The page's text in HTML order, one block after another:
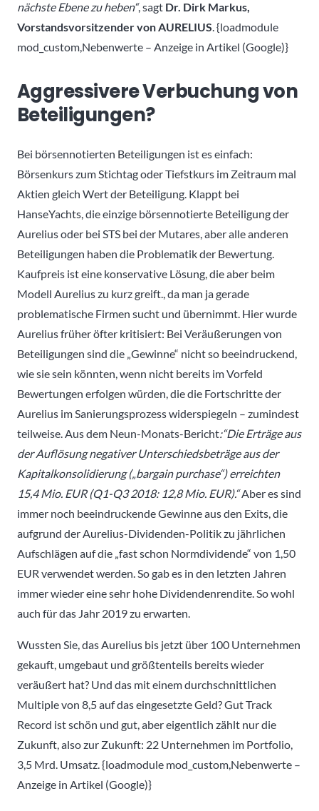
nächste Ebene zu heben“, sagt Dr. Dirk Markus,
Vorstandsvorsitzender von AURELIUS. {loadmodule
mod_custom,Nebenwerte – Anzeige in Artikel (Google)}
Aggressivere Verbuchung von
Beteiligungen?
Bei börsennotierten Beteiligungen ist es einfach:
Börsenkurs zum Stichtag oder Tiefstkurs im Zeitraum mal
Aktien gleich Wert der Beteiligung. Klappt bei
HanseYachts, die einzige börsennotierte Beteiligung der
Aurelius oder bei STS bei der Mutares, aber alle anderen
Beteiligungen haben die Problematik der Bewertung.
Kaufpreis ist eine konservative Lösung, die aber beim
Modell Aurelius zu kurz greift., da man ja gerade
problematische Firmen sucht und übernimmt. Hier wurde
Aurelius früher öfter kritisiert: Bei Veräußerungen von
Beteiligungen sind die „Gewinne“ nicht so beeindruckend,
wie sie sein könnten, wenn nicht bereits im Vorfeld
Bewertungen erfolgen würden, die die Fortschritte der
Aurelius im Sanierungsprozess widerspiegeln – zumindest
teilweise. Aus dem Neun-Monats-Bericht:“Die Erträge aus
der Auflösung negativer Unterschiedsbeträge aus der
Kapitalkonsolidierung („bargain purchase“) erreichten
15,4 Mio. EUR (Q1-Q3 2018: 12,8 Mio. EUR).“Aber es sind
immer noch beeindruckende Gewinne aus den Exits, die
aufgrund der Aurelius-Dividenden-Politik zu jährlichen
Aufschlägen auf die „fast schon Normdividende“ von 1,50
EUR verwendet werden. So gab es in den letzten Jahren
immer wieder eine sehr hohe Dividendenrendite. So wohl
auch für das Jahr 2019 zu erwarten.
Wussten Sie, das Aurelius bis jetzt über 100 Unternehmen
gekauft, umgebaut und größtenteils bereits wieder
veräußert hat? Und das mit einem durchschnittlichen
Multiple von 8,5 auf das eingesetzte Geld? Gut Track
Record ist schön und gut, aber eigentlich zählt nur die
Zukunft, also zur Zukunft: 22 Unternehmen im Portfolio,
3,5 Mrd. Umsatz. {loadmodule mod_custom,Nebenwerte –
Anzeige in Artikel (Google)}